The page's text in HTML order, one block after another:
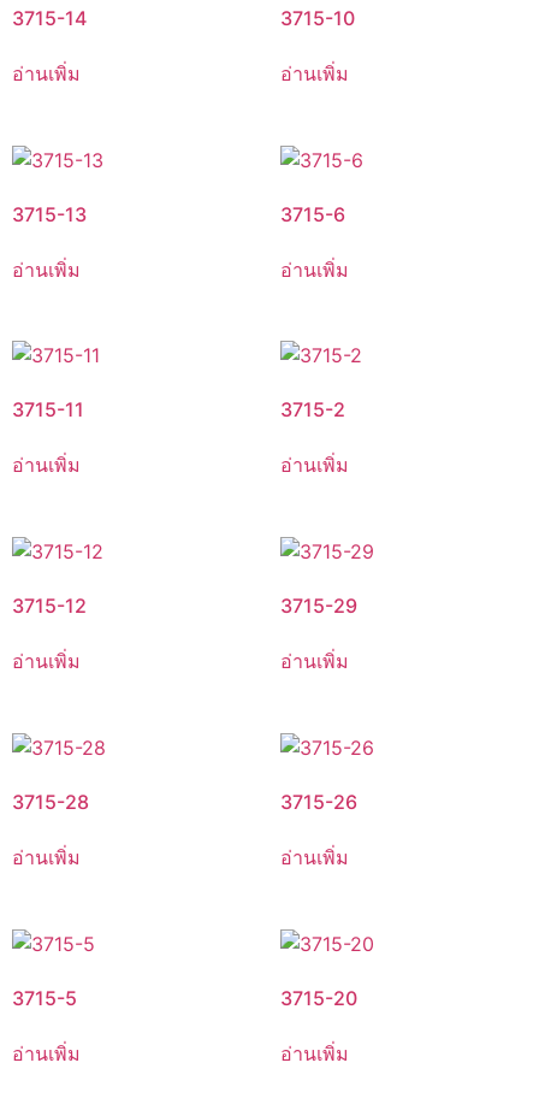
3715-14
อ่านเพิ่ม
3715-10
อ่านเพิ่ม
3715-13
อ่านเพิ่ม
3715-6
อ่านเพิ่ม
3715-11
อ่านเพิ่ม
3715-2
อ่านเพิ่ม
3715-12
อ่านเพิ่ม
3715-29
อ่านเพิ่ม
3715-28
อ่านเพิ่ม
3715-26
อ่านเพิ่ม
3715-5
อ่านเพิ่ม
3715-20
อ่านเพิ่ม